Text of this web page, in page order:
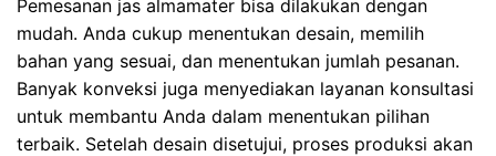
Pemesanan jas almamater bisa dilakukan dengan
mudah. Anda cukup menentukan desain, memilih
bahan yang sesuai, dan menentukan jumlah pesanan.
Banyak konveksi juga menyediakan layanan konsultasi
untuk membantu Anda dalam menentukan pilihan
terbaik. Setelah desain disetujui, proses produksi akan